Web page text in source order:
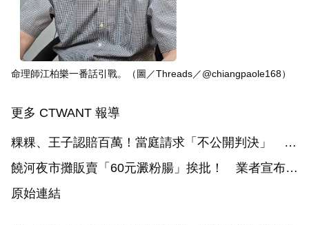
命理師江柏樂一番話引戰。（圖／Threads／@chiangpaole168）
更多 CTWANT 報導
粿粿、王子認賠百萬！當庭請求「不公開判決」 范
姜彥豐痛批：親手破壞我家庭
饒河夜市攤販賣「60元澱粉腸」挨批！ 業者宣布改
名回歸
原始連結